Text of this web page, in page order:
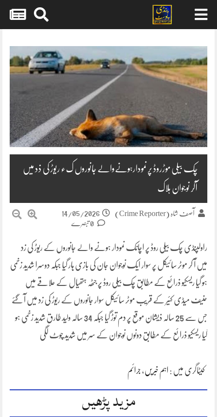
content
چک بیلی موڑروڈ پر نمودارہونےوالے جانوروں کء ریوڑ کی ذد میں
آکر نوجوان ہلاک
آصف شاہ (Crime Reporter)
14/05/2026
راولپنڈی چک بیلی روڈ پر اچانک نمودار ہونے والے جانوروں کے ریوڑ کی زد
میں آ کر موٹر سائیکل پر سوار ایک نوجوان جان کی بازی ہار گیا جبکہ دوسرا شدید زخمی
ہو گیا ریسکیو ذرائع کے مطابق چک بیلی روڈ پر جٹھہ ہتھیال کے علاقے میں
حنیف میڈی کئیر کے قریب موٹر سائیکل سوار جانوروں کے ریوڑ کی زد میں آ گئے
جس سے 25 سالہ ذیشان موقع پر دم توڑ گیا جبکہ 34 سالہ ولید طارق شدید زخمی ہو
گیا ریسکیو ذرائع کے مطابق دونوں نوجوان کے سر میں شدید چوٹ لگی
کیٹاگری میں : اہم خبریں ، جرائم
مزید پڑھیں